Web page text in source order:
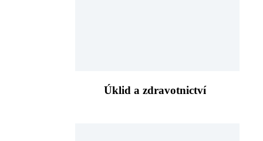
Úklid a zdravotnictví